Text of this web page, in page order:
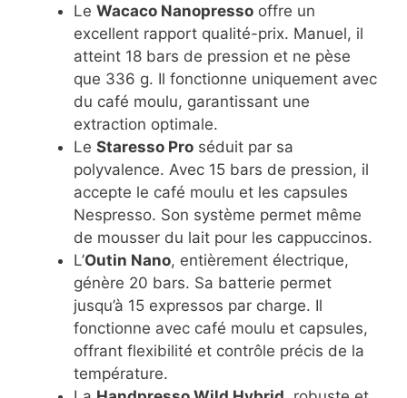
Le Wacaco Nanopresso offre un
excellent rapport qualité-prix. Manuel, il
atteint 18 bars de pression et ne pèse
que 336 g. Il fonctionne uniquement avec
du café moulu, garantissant une
extraction optimale.
Le Staresso Pro séduit par sa
polyvalence. Avec 15 bars de pression, il
accepte le café moulu et les capsules
Nespresso. Son système permet même
de mousser du lait pour les cappuccinos.
L’Outin Nano, entièrement électrique,
génère 20 bars. Sa batterie permet
jusqu’à 15 expressos par charge. Il
fonctionne avec café moulu et capsules,
offrant flexibilité et contrôle précis de la
température.